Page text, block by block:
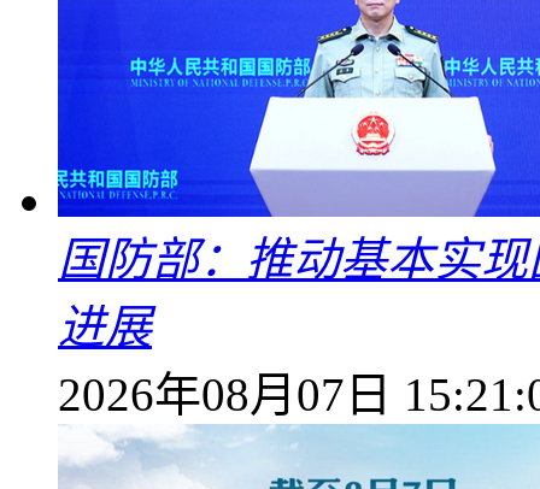
国防部：推动基本实
进展
2026年08月07日